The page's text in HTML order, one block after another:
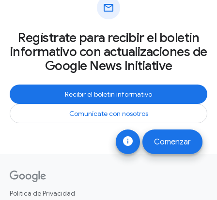
info Comenzar
mail
Regístrate para recibir el boletín
informativo con actualizaciones de
Google News Initiative
Recibir el boletín informativo
Comunícate con nosotros
Política de Privacidad